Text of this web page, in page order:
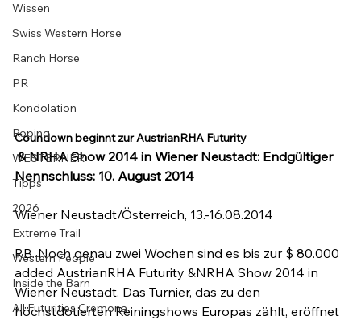
Wissen
Swiss Western Horse
Ranch Horse
PR
Kondolation
Roping
WESTERNER
Tipps
2026
Extreme Trail
Western People
Inside the Barn
All Futurities Cremona
Coundown beginnt zur AustrianRHA Futurity
& NRHA Show 2014 in Wiener Neustadt: Endgültiger
Nennschluss: 10. August 2014
Wiener Neustadt/Österreich, 13.-16.08.2014
RB. Noch genau zwei Wochen sind es bis zur $ 80.000
added AustrianRHA Futurity &NRHA Show 2014 in
Wiener Neustadt. Das Turnier, das zu den
höchstdotierten Reiningshows Europas zählt, eröffnet